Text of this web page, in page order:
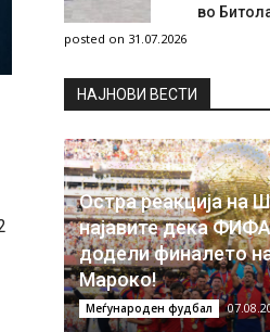
во
posted on 31.07.2026
НAЈНОВИ ВЕСТИ
Остра реакција на
најавите дека
додели финалето
Мароко!
Меѓународен фудбал